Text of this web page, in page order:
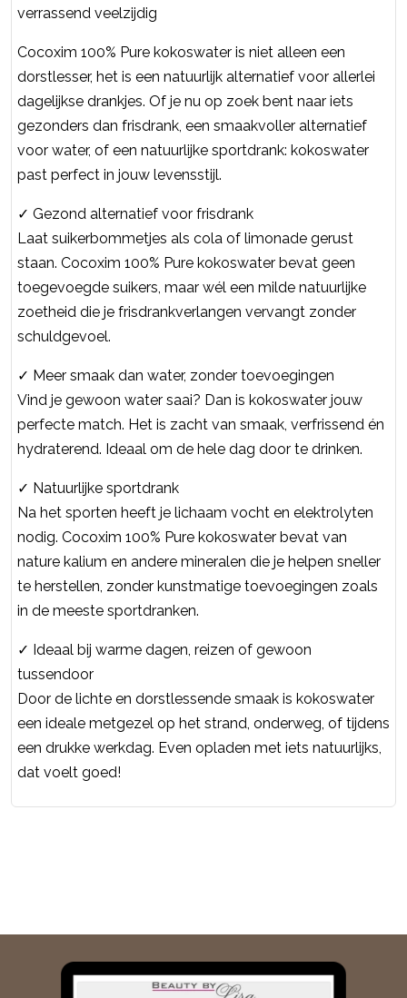
verrassend veelzijdig
Cocoxim 100% Pure kokoswater is niet alleen een
dorstlesser, het is een natuurlijk alternatief voor allerlei
dagelijkse drankjes. Of je nu op zoek bent naar iets
gezonders dan frisdrank, een smaakvoller alternatief
voor water, of een natuurlijke sportdrank: kokoswater
past perfect in jouw levensstijl.
✓ Gezond alternatief voor frisdrank
Laat suikerbommetjes als cola of limonade gerust
staan. Cocoxim 100% Pure kokoswater bevat geen
toegevoegde suikers, maar wél een milde natuurlijke
zoetheid die je frisdrankverlangen vervangt zonder
schuldgevoel.
✓ Meer smaak dan water, zonder toevoegingen
Vind je gewoon water saai? Dan is kokoswater jouw
perfecte match. Het is zacht van smaak, verfrissend én
hydraterend. Ideaal om de hele dag door te drinken.
✓ Natuurlijke sportdrank
Na het sporten heeft je lichaam vocht en elektrolyten
nodig. Cocoxim 100% Pure kokoswater bevat van
nature kalium en andere mineralen die je helpen sneller
te herstellen, zonder kunstmatige toevoegingen zoals
in de meeste sportdranken.
✓ Ideaal bij warme dagen, reizen of gewoon
tussendoor
Door de lichte en dorstlessende smaak is kokoswater
een ideale metgezel op het strand, onderweg, of tijdens
een drukke werkdag. Even opladen met iets natuurlijks,
dat voelt goed!